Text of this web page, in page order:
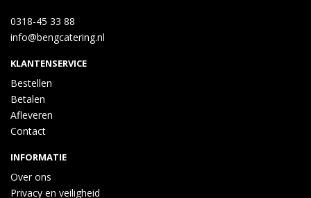
0318-45 33 88
info@bengcatering.nl
KLANTENSERVICE
Bestellen
Betalen
Afleveren
Contact
INFORMATIE
Over ons
Privacy en veiligheid